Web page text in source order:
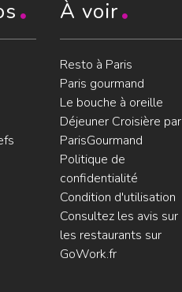
À voir
Resto à Paris
Paris gourmand
Le bouche à oreille
Déjeuner Croisière par
ParisGourmand
Politique de
confidentialité
Condition d'utilisation
Consultez les avis sur
les restaurants sur
GoWork.fr